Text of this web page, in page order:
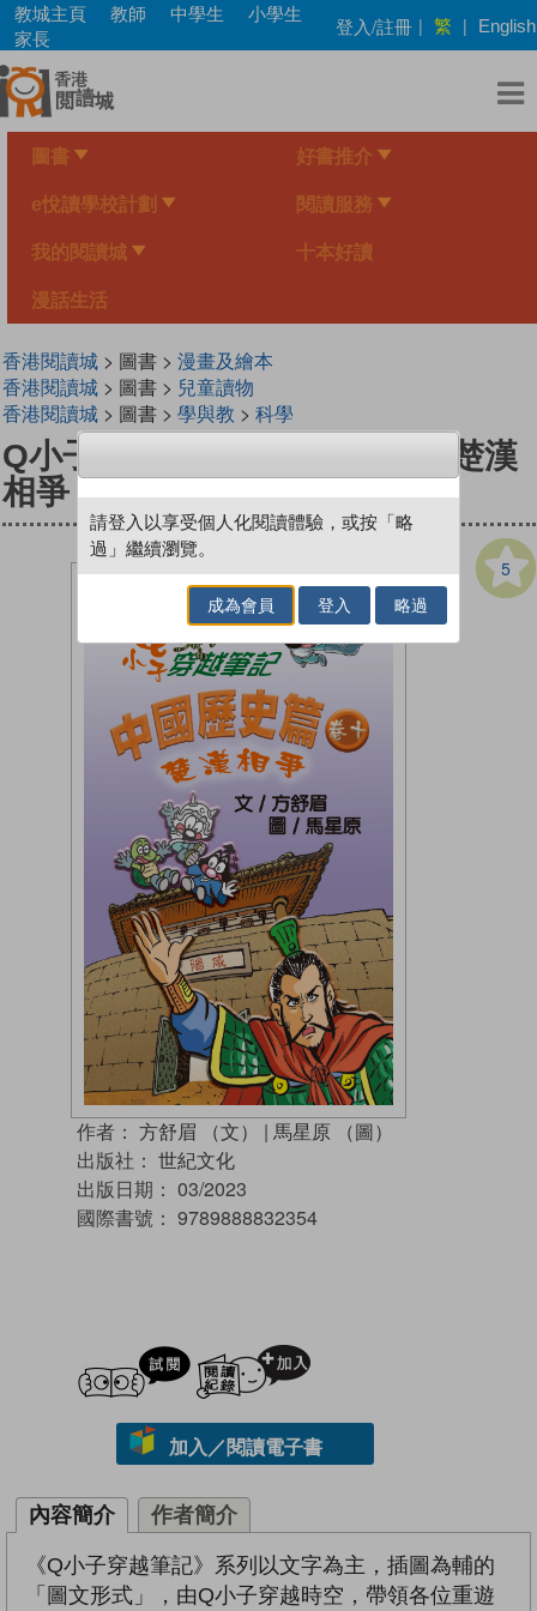
Skip
main
content
教城主頁 教師 中學生
小學生
家長
登入/註冊 | 繁 | English
圖書 好書推介
e悅讀學校計劃 閱讀服務
我的閱讀城 十本好讀
漫話生活
香港閱讀城> 圖書 > 漫畫及繪本
香港閱讀城> 圖書 > 兒童讀物
香港閱讀城> 圖書 > 學與教 > 科學
Q小子穿越筆記 中國歷史卷十 楚漢
相爭
5
作者： 方舒眉 （文） | 馬星原 （圖）
出版社： 世紀文化
出版日期： 03/2023
國際書號： 9789888832354
試閲
加入／閱讀電子書
內容簡介 作者簡介
《Q小子穿越筆記》系列以文字為主，插圖為輔的
「圖文形式」，由Q小子穿越時空，帶領各位重遊
請登入以享受個人化閱讀體驗，或按「略
過」繼續瀏覽。
成為會員 登入 略過